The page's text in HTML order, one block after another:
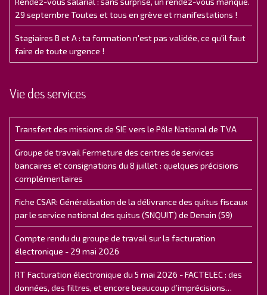
29 septembre Toutes et tous en grève et manifestations !
Stagiaires B et A : ta formation n'est pas validée, ce qu'il faut
faire de toute urgence !
Vie des services
Transfert des missions de SIE vers le Pôle National de TVA
Groupe de travail Fermeture des centres de services
bancaires et consignations du 8 juillet : quelques précisions
complémentaires
Fiche CSAR: Généralisation de la délivrance des quitus fiscaux
par le service national des quitus (SNQUIT) de Denain (59)
Compte rendu du groupe de travail sur la facturation
électronique - 29 mai 2026
RT Facturation électronique du 5 mai 2026 - FACTELEC : des
données, des filtres, et encore beaucoup d’imprécisions…